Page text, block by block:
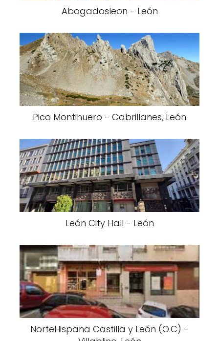
Abogadosleon - León
Pico Montihuero - Cabrillanes, León
León City Hall - León
NorteHispana Castilla y León (O.C) -